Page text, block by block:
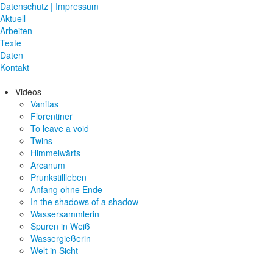
Datenschutz | Impressum
Aktuell
Arbeiten
Texte
Daten
Kontakt
Videos
Vanitas
Florentiner
To leave a void
Twins
Himmelwärts
Arcanum
Prunkstillleben
Anfang ohne Ende
In the shadows of a shadow
Wassersammlerin
Spuren in Weiß
Wassergießerin
Welt in Sicht